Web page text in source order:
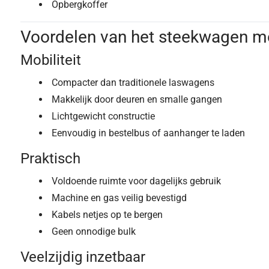
Opbergkoffer
Voordelen van het steekwagen
Mobiliteit
Compacter dan traditionele laswagens
Makkelijk door deuren en smalle gangen
Lichtgewicht constructie
Eenvoudig in bestelbus of aanhanger te laden
Praktisch
Voldoende ruimte voor dagelijks gebruik
Machine en gas veilig bevestigd
Kabels netjes op te bergen
Geen onnodige bulk
Veelzijdig inzetbaar